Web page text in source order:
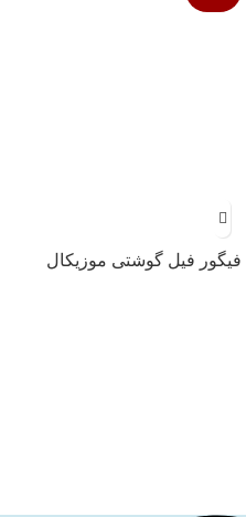
فیگور فیل گوشتی موزیکال